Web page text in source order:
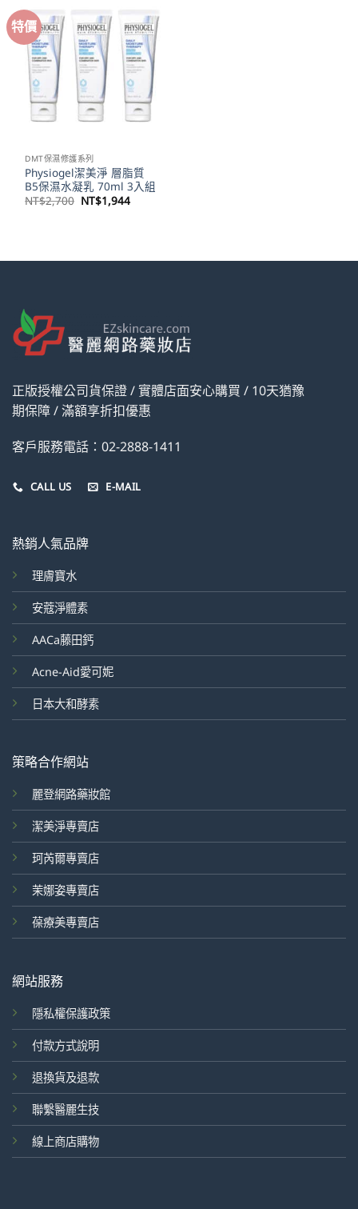
特價
DMT保濕修護系列
Physiogel潔美淨 層脂質
B5保濕水凝乳 70ml 3入組
NT$2,700 原
NT$1,944目
正版授權公司貨保證 / 實體店面安心購買 / 10天猶豫
期保障 / 滿額享折扣優惠
客戶服務電話：02-2888-1411
CALL US E-MAIL
熱銷人氣品牌
理膚寶水
安蔻淨體素
AACa藤田鈣
Acne-Aid愛可妮
日本大和酵素
策略合作網站
麗登網路藥妝館
潔美淨專賣店
珂芮爾專賣店
茉娜姿專賣店
葆療美專賣店
網站服務
隱私權保護政策
付款方式說明
退換貨及退款
聯繫醫麗生技
線上商店購物